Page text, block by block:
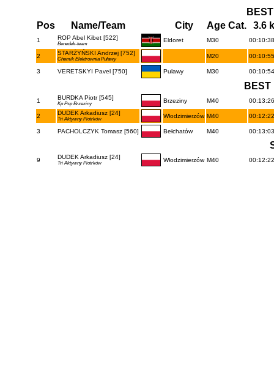
Pos
Name/Team City Age Cat. 3.6
1 ROP Abel Kibet [522]
Benedek-team
Eldoret M30
2 STARŻYŃSKI Andrzej [752]
Chemik Elektrownia Puławy M20
3 VERETSKYI Pavel [750] Pulawy M30
BEST
1 BURDKA Piotr [545]
Kp Psp Brzeziny Brzeziny M40
2 DUDEK Arkadiusz [24]
Tri Aktywny Piotrków Włodzimierzów M40
3 PACHOLCZYK Tomasz [560] Bełchatów M40
9 DUDEK Arkadiusz [24]
Tri Aktywny Piotrków Włodzimierzów M40